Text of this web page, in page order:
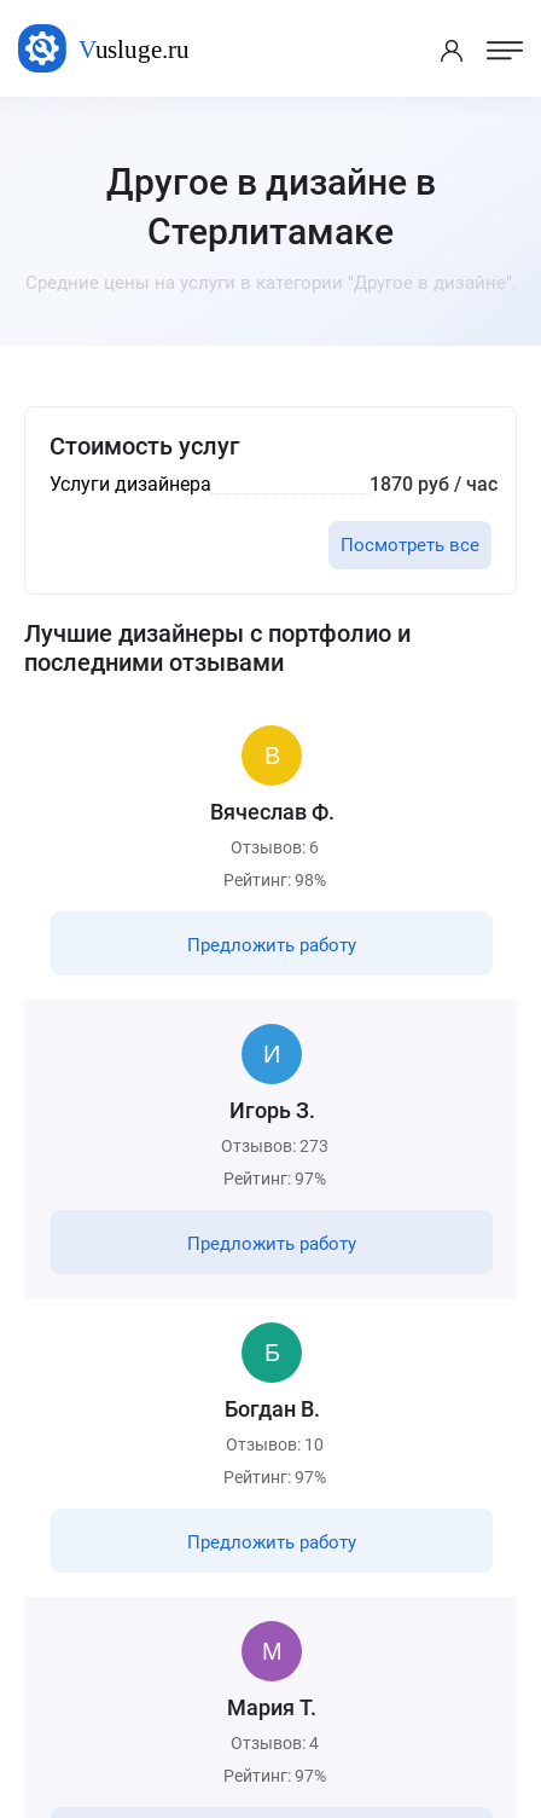
Другое в дизайне в
Стерлитамаке
Средние цены на услуги в категории "Другое в дизайне".
Стоимость услуг
Услуги дизайнера 1870 руб / час
Посмотреть все
Лучшие дизайнеры с портфолио и
последними отзывами
Вячеслав Ф.
Отзывов: 6
Рейтинг: 98%
Предложить работу
Игорь З.
Отзывов: 273
Рейтинг: 97%
Предложить работу
Богдан В.
Отзывов: 10
Рейтинг: 97%
Предложить работу
Мария Т.
Отзывов: 4
Рейтинг: 97%